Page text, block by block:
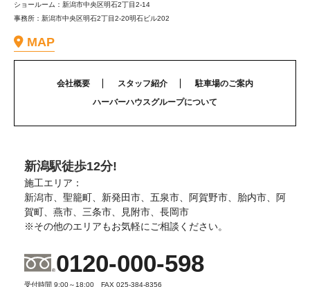
ショールーム：新潟市中央区明石2丁目2-14
事務所：新潟市中央区明石2丁目2-20明石ビル202
MAP
会社概要 スタッフ紹介
駐車場のご案内
ハーバーハウスグループについて
新潟駅徒歩12分!
施工エリア：
新潟市、聖籠町、新発田市、五泉市、阿賀野市、胎内市、阿
賀町、燕市、三条市、見附市、長岡市
※その他のエリアもお気軽にご相談ください。
0120-000-598
受付時間 9:00～18:00 FAX 025-384-8356